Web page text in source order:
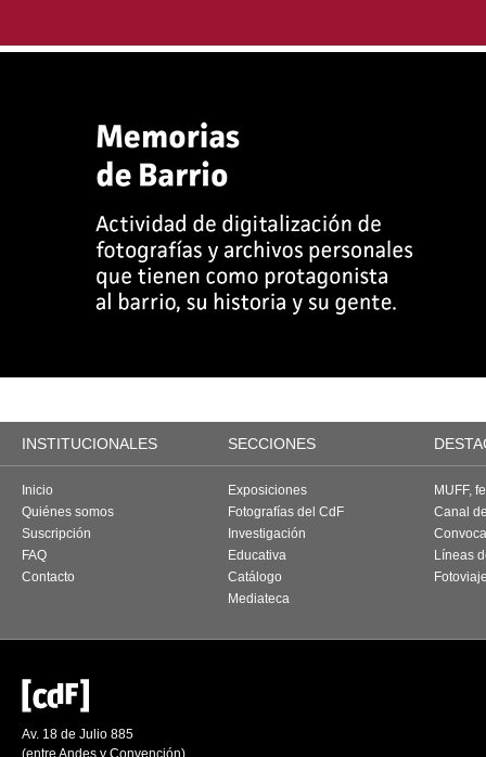
INSTITUCIONALES SECCIONES
Inicio
Quiénes somos
Suscripción
FAQ
Contacto
Exposiciones
Fotografías del CdF
Investigación
Educativa
Catálogo
Mediateca
MUFF,
Canal
Líneas
Av. 18 de Julio 885
(entre Andes y Convención)